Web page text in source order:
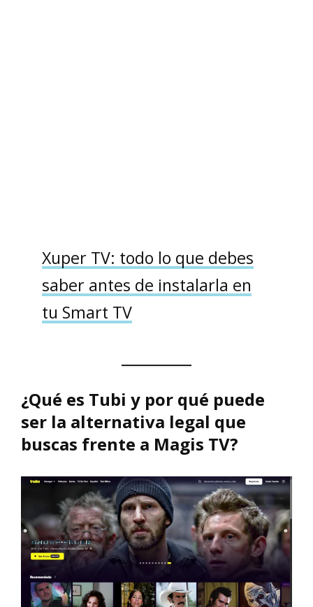
Xuper TV: todo lo que debes
saber antes de instalarla en
tu Smart TV
¿Qué es Tubi y por qué puede
ser la alternativa legal que
buscas frente a Magis TV?